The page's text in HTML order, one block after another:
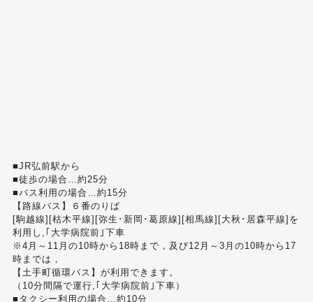
■JR弘前駅から
■徒歩の場合…約25分
■バス利用の場合…約15分
【路線バス】６番のりば
[駒越線][枯木平線][弥生･新岡･葛原線][相馬線][大秋･居森平線]を
利用し,｢大学病院前｣下車
※4月～11月の10時から18時まで，及び12月～3月の10時から17
時までは，
【土手町循環バス】が利用できます。
（10分間隔で運行,｢大学病院前｣下車）
■タクシー利用の場合…約10分